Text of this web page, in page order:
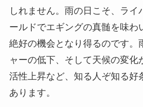
しれません。雨の日こそ、ライ
ールドでエギングの真髄を味わ
絶好の機会となり得るのです。
ャーの低下、そして天候の変化
活性上昇など、知る人ぞ知る好
あります。